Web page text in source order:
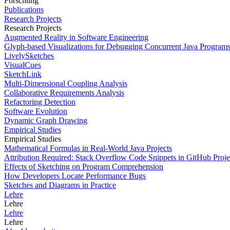
Publications
Research Projects
Research Projects
Augmented Reality in Software Engineering
Glyph-based Visualizations for Debugging Concurrent Java Programs
LivelySketches
VisualCues
SketchLink
Multi-Dimensional Coupling Analysis
Collaborative Requirements Analysis
Refactoring Detection
Software Evolution
Dynamic Graph Drawing
Empirical Studies
Empirical Studies
Mathematical Formulas in Real-World Java Projects
Attribution Required: Stack Overflow Code Snippets in GitHub
Effects of Sketching on Program Comprehension
How Developers Locate Performance Bugs
Sketches and Diagrams in Practice
Lehre
Lehre
Lehre
Lehre